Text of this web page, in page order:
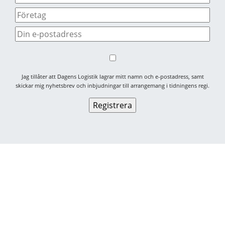
Jag tillåter att Dagens Logistik lagrar mitt namn och e-postadress, samt
skickar mig nyhetsbrev och inbjudningar till arrangemang i tidningens regi.